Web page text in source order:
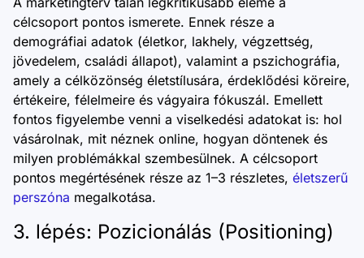
célcsoport pontos ismerete. Ennek része a
demográfiai adatok (életkor, lakhely, végzettség,
jövedelem, családi állapot), valamint a pszichográfia,
amely a célközönség életstílusára, érdeklődési köreire,
értékeire, félelmeire és vágyaira fókuszál. Emellett
fontos figyelembe venni a viselkedési adatokat is: hol
vásárolnak, mit néznek online, hogyan döntenek és
milyen problémákkal szembesülnek. A célcsoport
pontos megértésének része az 1–3 részletes, életszerű
perszóna megalkotása.
3. lépés: Pozicionálás (Positioning)